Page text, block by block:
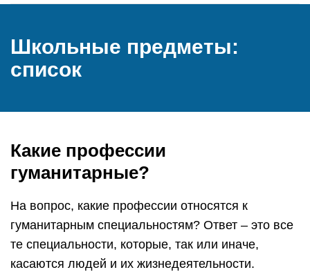
Школьные предметы:
список
Какие профессии
гуманитарные?
На вопрос, какие профессии относятся к
гуманитарным специальностям? Ответ – это все
те специальности, которые, так или иначе,
касаются людей и их жизнедеятельности.